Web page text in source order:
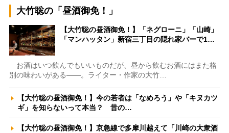
大竹聡の「昼酒御免！」
【大竹聡の昼酒御免！】「ネグローニ」「山崎」
「マンハッタン」新宿三丁目の隠れ家バーで1…
お酒はいつ飲んでもいいものだが、昼から飲むお酒にはまた格
別の味わいがある――。ライター・作家の大竹…
【大竹聡の昼酒御免！】今の若者は「なめろう」や「キヌカツ
ギ」を知らないって本当？ 昔の…
【大竹聡の昼酒御免！】京急線で多摩川越えて「川崎の大衆酒